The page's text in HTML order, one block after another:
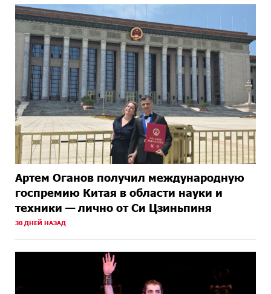
Артем Оганов получил международную
госпремию Китая в области науки и
техники — лично от Си Цзиньпиня
30 ДНЕЙ НАЗАД